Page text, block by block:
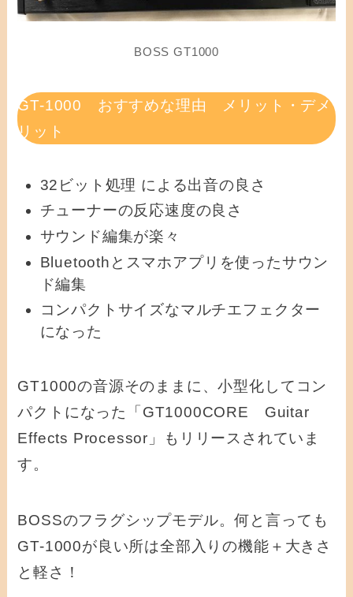
BOSS GT1000
GT-1000 おすすめな理由 メリット・デメ
リット
32ビット処理 による出音の良さ
チューナーの反応速度の良さ
サウンド編集が楽々
Bluetoothとスマホアプリを使ったサウン
ド編集
コンパクトサイズなマルチエフェクター
になった
GT1000の音源そのままに、小型化してコン
パクトになった「GT1000CORE Guitar
Effects Processor」もリリースされていま
す。
BOSSのフラグシップモデル。何と言っても
GT-1000が良い所は全部入りの機能＋大きさ
と軽さ！